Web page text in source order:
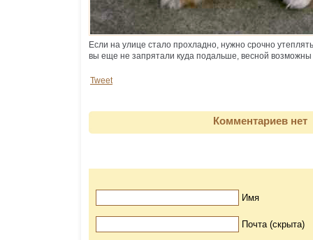
Если на улице стало прохладно, нужно срочно
вы еще не запрятали куда подальше, весной
Tweet
Комментариев нет
Имя
Почта (скрыта)